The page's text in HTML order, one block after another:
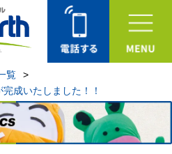
覧
>
成いたしました！！